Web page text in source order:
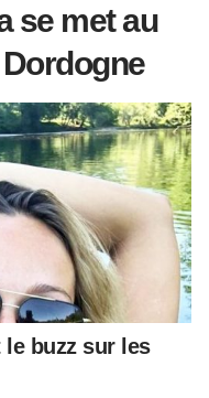
se met au
le buzz sur les